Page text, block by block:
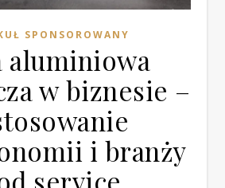
SPONSOROWANY
aluminiowa
w biznesie –
i branży